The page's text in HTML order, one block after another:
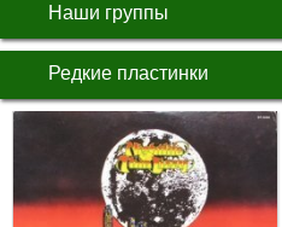
Наши группы
Редкие пластинки